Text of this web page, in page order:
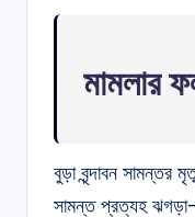
মামলার
বুড়া বৃন্দাবন সামন্তর
সামন্ত প্রত্যহ